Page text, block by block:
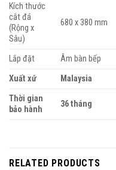
Kích thước
cắt đá
(Rộng x
Sâu)
680 x 380 mm
Lắp đặt
Âm bàn bếp
Xuất xứ
Malaysia
Thời gian
bảo hành
36 tháng
RELATED PRODUCTS